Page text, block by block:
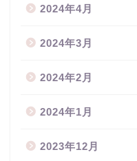
2024年4月
2024年3月
2024年2月
2024年1月
2023年12月